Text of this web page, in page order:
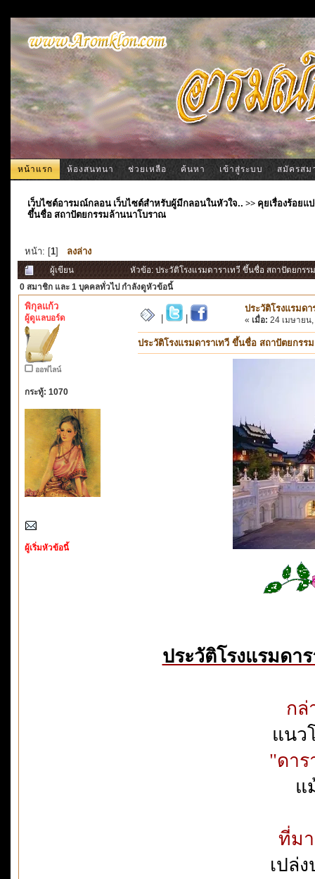
หน้าแรก ห้องสนทนา ช่วยเหลือ ค้นหา เข้าสู่ระบบ สมัครสม
เว็บไซต์อารมณ์กลอน เว็บไซต์สำหรับผู้มีกลอนในหัวใจ.. >> คุยเรื่องร้อย
ขึ้นชื่อ สถาปัตยกรรมล้านนาโบราณ
หน้า: [1] ลงล่าง
ผู้เขียน
หัวข้อ: ประวัติโรงแรมดาราเทวี ขึ้นชื่อ สถาปัตยกร
0 สมาชิก และ 1 บุคคลทั่วไป กำลังดูหัวข้อนี้
พิกุลแก้ว
ผู้ดูแลบอร์ด
ออฟไลน์
กระทู้: 1070
ผู้เริ่มหัวข้อนี้
ประวัติโรงแรมด
« เมื่อ: 24 เมษายน
ประวัติโรงแรมดาราเทวี ขึ้นชื่อ สถาปัตยกรร
ประวัติโรงแรมดา
กล่
แนว
"ดาร
แ
ที่ม
เปล่